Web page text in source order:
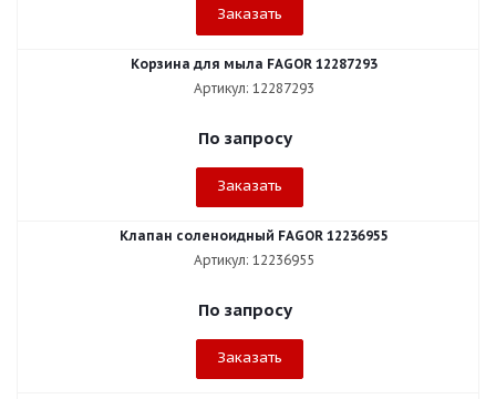
Заказать
Корзина для мыла FAGOR 12287293
Артикул: 12287293
По запросу
Заказать
Клапан соленоидный FAGOR 12236955
Артикул: 12236955
По запросу
Заказать